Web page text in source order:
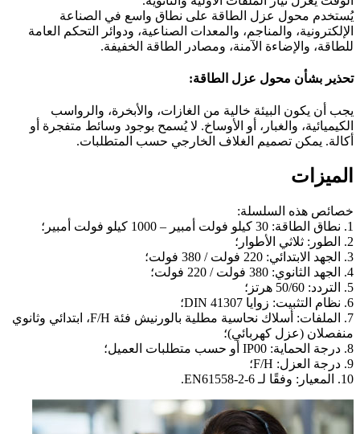
يُستخدم محول عزل الطاقة على نطاق واسع في الصناعة
الإلكترونية، والمناجم، والمعدات الصناعية، ودوائر التحكم العامة
للطاقة، والإضاءة الآمنة، ومصادر الطاقة الخفيفة.
تحذير بشأن محول عزل الطاقة:
يجب أن يكون البيئة خالية من الغازات، والأبخرة، والرواسب
الكيميائية، والغبار، أو الأوساخ. لا يُسمح بوجود وسائط متفجرة أو
أكالة. يمكن تصميم الغلاف الخارجي حسب المتطلبات.
الميزات
خصائص هذه السلسلة:
1. نطاق الطاقة: 30 كيلو فولت أمبير – 1000 كيلو فولت أمبير؛
2. الطور: ثلاثي الأطوار؛
3. الجهد الابتدائي: 220 فولت / 380 فولت؛
4. الجهد الثانوي: 380 فولت / 220 فولت؛
5. التردد: 50/60 هرتز؛
6. نظام التثبيت: زوايا DIN 41307؛
7. الملفات: أسلاك نحاسية مطلية بالورنيش فئة F/H، ابتدائي وثانوي
منفصلان (عزل كهربائي)؛
8. درجة الحماية: IP00 أو حسب متطلبات العميل؛
9. درجة العزل: F/H؛
10. المعيار: وفقًا لـ EN61558-2-6.